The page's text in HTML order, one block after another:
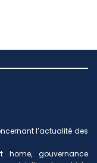
l’actualité des
home, gouvernance